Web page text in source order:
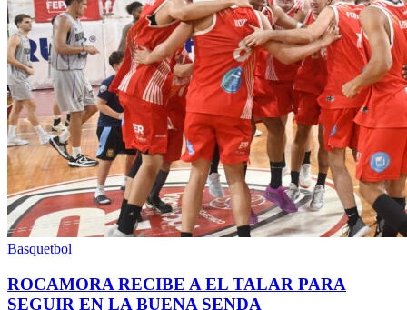
Basquetbol
ROCAMORA RECIBE A EL TALAR PARA
SEGUIR EN LA BUENA SENDA